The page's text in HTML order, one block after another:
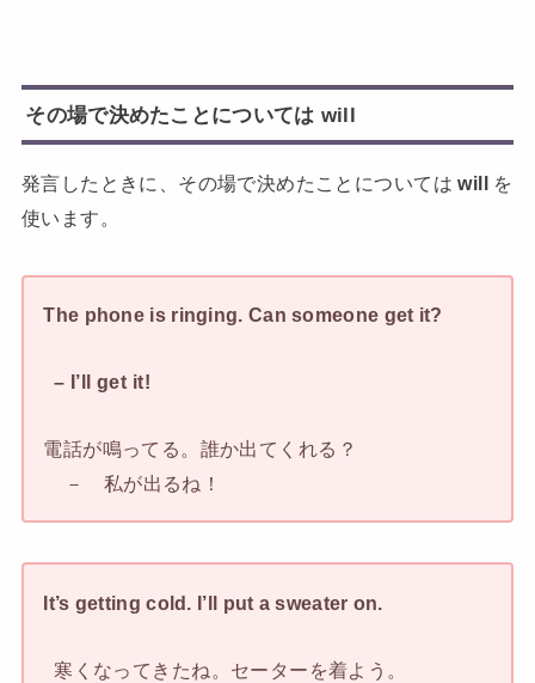
その場で決めたことについては will
発言したときに、その場で決めたことについてはwill を
使います。
The phone is ringing. Can someone get it?
– I’ll get it!
電話が鳴ってる。誰か出てくれる？
－ 私が出るね！
It’s getting cold. I’ll put a sweater on.
寒くなってきたね。セーターを着よう。